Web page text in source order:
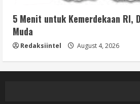
5 Menit untuk Kemerdekaan RI,
Muda
Redaksiintel August 4, 2026